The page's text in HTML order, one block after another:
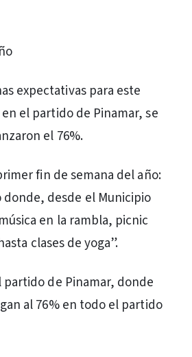
expectativas para este
el partido de Pinamar, se
el 76%.
fin de semana del año:
donde, desde el Municipio
en la rambla, picnic
clases de yoga”.
de Pinamar, donde
al 76% en todo el partido